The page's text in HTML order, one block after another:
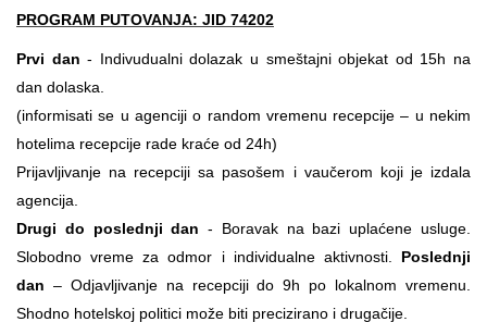
PROGRAM PUTOVANJA: JID 74202
Prvi dan- Indivudualni dolazak u smeštajni objekat od 15h na
dan dolaska.
(informisati se u agenciji o random vremenu recepcije – u nekim
hotelima recepcije rade kraće od 24h)
Prijavljivanje na recepciji sa pasošem i vaučerom koji je izdala
agencija.
Drugi do poslednji dan- Boravak na bazi uplaćene usluge.
Slobodno vreme za odmor i individualne aktivnosti. Poslednji
dan – Odjavljivanje na recepciji do 9h po lokalnom vremenu.
Shodno hotelskoj politici može biti precizirano i drugačije.